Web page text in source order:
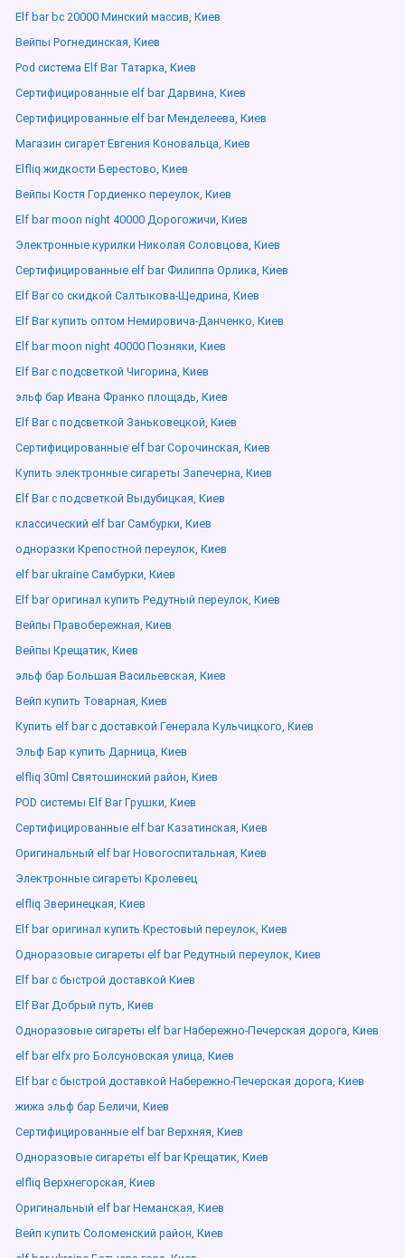
Elf bar bc 20000 Минский массив, Киев
Вейпы Рогнединская, Киев
Pod система Elf Bar Татарка, Киев
Сертифицированные elf bar Дарвина, Киев
Сертифицированные elf bar Менделеева, Киев
Магазин сигарет Евгения Коновальца, Киев
Elfliq жидкости Берестово, Киев
Вейпы Костя Гордиенко переулок, Киев
Elf bar moon night 40000 Дорогожичи, Киев
Электронные курилки Николая Соловцова, Киев
Сертифицированные elf bar Филиппа Орлика, Киев
Elf Bar со скидкой Салтыкова-Щедрина, Киев
Elf Bar купить оптом Немировича-Данченко, Киев
Elf bar moon night 40000 Позняки, Киев
Elf Bar с подсветкой Чигорина, Киев
эльф бар Ивана Франко площадь, Киев
Elf Bar с подсветкой Заньковецкой, Киев
Сертифицированные elf bar Сорочинская, Киев
Купить электронные сигареты Запечерна, Киев
Elf Bar с подсветкой Выдубицкая, Киев
классический elf bar Самбурки, Киев
одноразки Крепостной переулок, Киев
elf bar ukraine Самбурки, Киев
Elf bar оригинал купить Редутный переулок, Киев
Вейпы Правобережная, Киев
Вейпы Крещатик, Киев
эльф бар Большая Васильевская, Киев
Вейп купить Товарная, Киев
Купить elf bar с доставкой Генерала Кульчицкого, Киев
Эльф Бар купить Дарница, Киев
elfliq 30ml Святошинский район, Киев
POD системы Elf Bar Грушки, Киев
Сертифицированные elf bar Казатинская, Киев
Оригинальный elf bar Новогоспитальная, Киев
Электронные сигареты Кролевец
elfliq Зверинецкая, Киев
Elf bar оригинал купить Крестовый переулок, Киев
Одноразовые сигареты elf bar Редутный переулок, Киев
Elf bar с быстрой доставкой Киев
Elf Bar Добрый путь, Киев
Одноразовые сигареты elf bar Набережно-Печерская дорога, Киев
elf bar elfx pro Болсуновская улица, Киев
Elf bar с быстрой доставкой Набережно-Печерская дорога, Киев
жижа эльф бар Беличи, Киев
Сертифицированные elf bar Верхняя, Киев
Одноразовые сигареты elf bar Крещатик, Киев
elfliq Верхнегорская, Киев
Оригинальный elf bar Неманская, Киев
Вейп купить Соломенский район, Киев